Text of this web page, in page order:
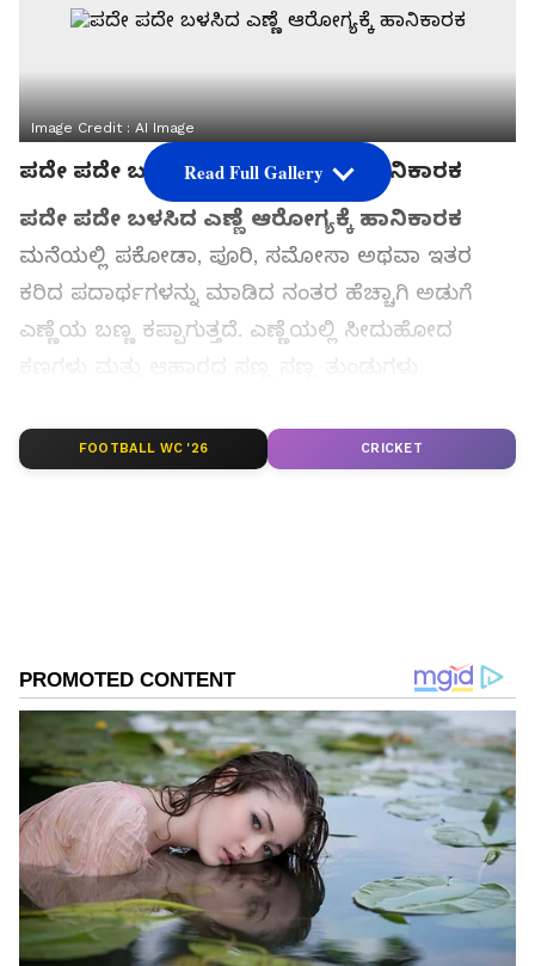
Image Credit :AI Image
ಪದೇ ಪದೇ ಬಳಸಿದ ಎಣ್ಣೆ ಆರೋಗ್ಯಕ್ಕೆ ಹಾನಿಕಾರಕ
ಪದೇ ಪದೇ ಬಳಸಿದ ಎಣ್ಣೆ ಆರೋಗ್ಯಕ್ಕೆ ಹಾನಿಕಾರಕ
ಮನೆಯಲ್ಲಿ ಪಕೋಡಾ, ಪೂರಿ, ಸಮೋಸಾ ಅಥವಾ ಇತರ
ಕರಿದ ಪದಾರ್ಥಗಳನ್ನು ಮಾಡಿದ ನಂತರ ಹೆಚ್ಚಾಗಿ ಅಡುಗೆ
ಎಣ್ಣೆಯ ಬಣ್ಣ ಕಪ್ಪಾಗುತ್ತದೆ. ಎಣ್ಣೆಯಲ್ಲಿ ಸೀದುಹೋದ
ಪ್ರಾರಂಭಿಸುತ್ತದೆ. ಇಂತಹ ಪರಿಸ್ಥಿತಿಯಲ್ಲಿ ಹಲವರು ಇಡೀ
ಹಾನಿಕಾರಕವಾಗಿದೆ. ಆದ್ದರಿಂದ ಯಾವುದೇ ಎಣ್ಣೆಯನ್ನು ಪದೇ
ಪದೇ ಬಳಸುವುದನ್ನು ತಪ್ಪಿಸಬೇಕು.
ಸಮಗ್ರ ಸುದ್ದಿ ಮೂಲವನ್ನಾಗಿ asianet suvarna news ಅನ್ನು
ಆಯ್ಕೆ ಮಾಡಿಕೊಳ್ಳಿ
Read Full Gallery
FOOTBALL WC '26 CRICKET